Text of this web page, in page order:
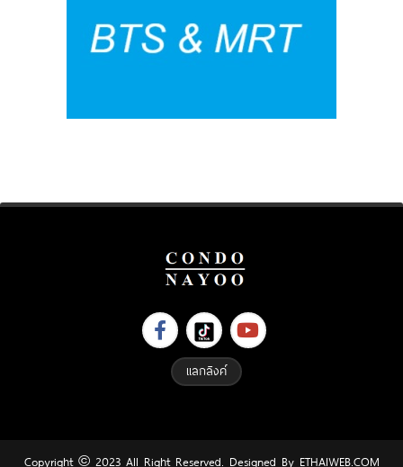
แลกลิงค์
Copyright © 2023 All Right Reserved. Designed By ETHAIWEB.COM